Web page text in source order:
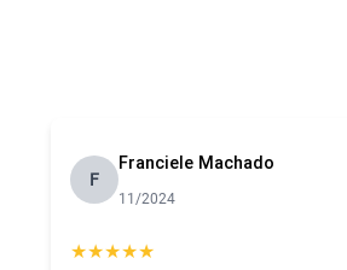
F
Franciele Machado
11/2024
★★★★★